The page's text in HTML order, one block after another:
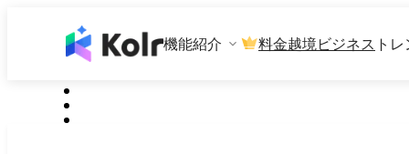
機能紹介 料金越境ビジネス ト